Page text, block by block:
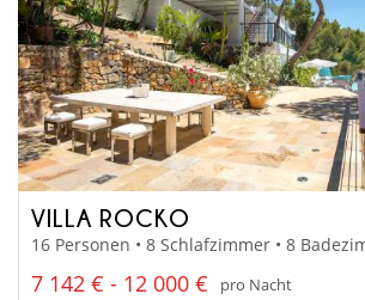
VILLA ROCKO
16 Personen • 8 Schlafzimmer • 8
7 142 € - 12 000 €
pro Nacht